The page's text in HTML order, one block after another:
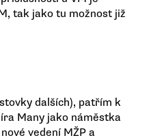
tak jako tu možnost již
dalších), patřím k
Many jako náměstka
vedení MŽP a